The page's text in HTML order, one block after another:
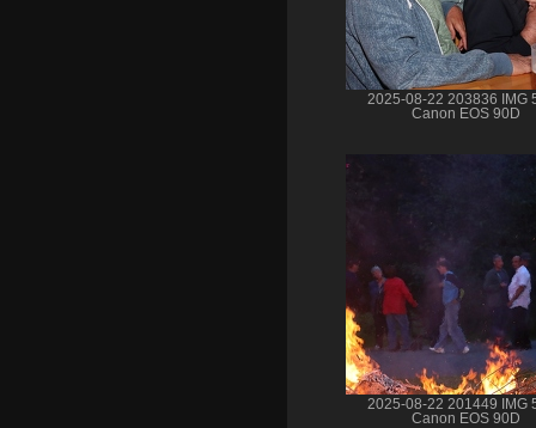
2025-08-22 203836 IMG
Canon EOS 90D
2025-08-22 201449 IMG
Canon EOS 90D